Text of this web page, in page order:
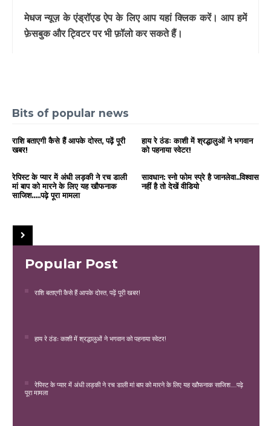
मेधज न्यूज़ के एंड्रॉएड ऐप के लिए आप यहां क्लिक करें। आप हमें
फ़ेसबुक और ट्विटर पर भी फ़ॉलो कर सकते हैं।
Bits of popular news
राशि बताएगी कैसे हैं आपके दोस्त, पढ़ें पूरी
खबर!
हाय रे ठंडः काशी में श्रद्धालुओं ने भगवान
को पहनाया स्वेटर!
रेपिस्ट के प्यार में अंधी लड़की ने रच डाली
मां बाप को मारने के लिए यह खौफनाक
साजिश.....पढ़े पूरा मामला
सावधान: स्नो फोम स्प्रे है जानलेवा..विश्वास
नहीं है तो देखें वीडियो
Popular Post
राशि बताएगी कैसे हैं आपके दोस्त, पढ़ें पूरी खबर!
हाय रे ठंडः काशी में श्रद्धालुओं ने भगवान को पहनाया स्वेटर!
रेपिस्ट के प्यार में अंधी लड़की ने रच डाली मां बाप को मारने के लिए यह खौफनाक साजिश.....पढ़े
पूरा मामला